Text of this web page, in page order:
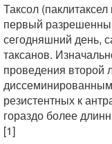
Таксол
первый
сегодняшний день,
таксанов.
проведения второй
резистентных к
гораздо более
[1]